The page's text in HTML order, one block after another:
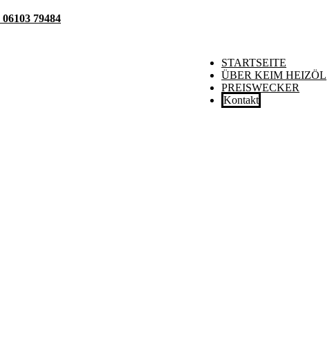
06103 79484
STARTSEITE
ÜBER KEIM HEIZÖL
PREISWECKER
Kontakt